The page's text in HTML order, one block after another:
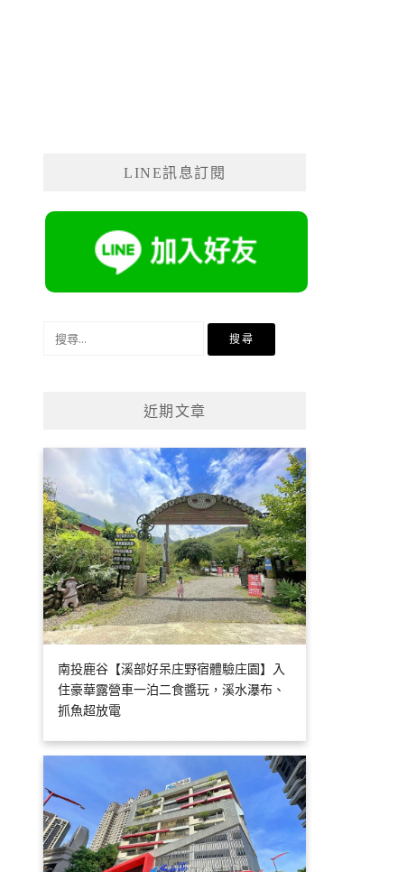
LINE訊息訂閱
近期文章
南投鹿谷【溪部好呆庄野宿體驗庄園】入
住豪華露營車一泊二食醬玩，溪水瀑布、
抓魚超放電